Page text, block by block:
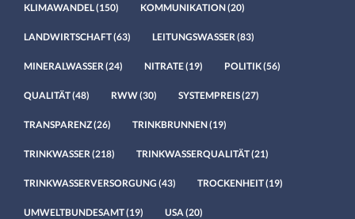
KLIMAWANDEL(150) KOMMUNIKATION(20)
LANDWIRTSCHAFT(63) LEITUNGSWASSER (83)
MINERALWASSER (24) NITRATE(19) POLITIK(56)
QUALITÄT(48) RWW(30) SYSTEMPREIS(27)
TRANSPARENZ(26) TRINKBRUNNEN(19)
TRINKWASSER (218) TRINKWASSERQUALITÄT(21)
TRINKWASSERVERSORGUNG (43) TROCKENHEIT(19)
UMWELTBUNDESAMT(19) USA (20)